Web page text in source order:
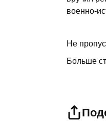
военно-
Не
Больше